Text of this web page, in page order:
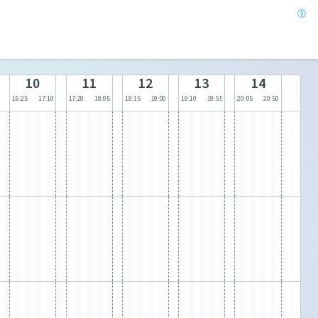
10
16:25 17:10
11
17:20 18:05
12
18:15 19:00
13
19:10 19:55
14
20:05 20:50